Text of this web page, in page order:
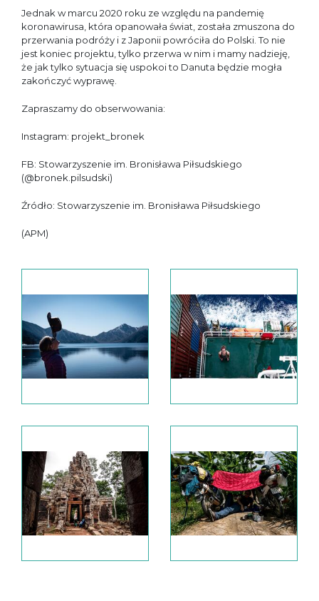
Jednak w marcu 2020 roku ze względu na pandemię
koronawirusa, która opanowała świat, została zmuszona do
przerwania podróży i z Japonii powróciła do Polski. To nie
jest koniec projektu, tylko przerwa w nim i mamy nadzieję,
że jak tylko sytuacja się uspokoi to Danuta będzie mogła
zakończyć wyprawę.
Zapraszamy do obserwowania:
Instagram: projekt_bronek
FB: Stowarzyszenie im. Bronisława Piłsudskiego
(@bronek.pilsudski)
Źródło: Stowarzyszenie im. Bronisława Piłsudskiego
(APM)